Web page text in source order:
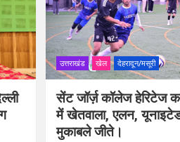
उत्तराखंड खेल देहरादून/मसूरी
सेंट जॉर्ज़ कॉलेज हेरिटेज
में खेतवाला, एलन,
मुकाबले जीते।